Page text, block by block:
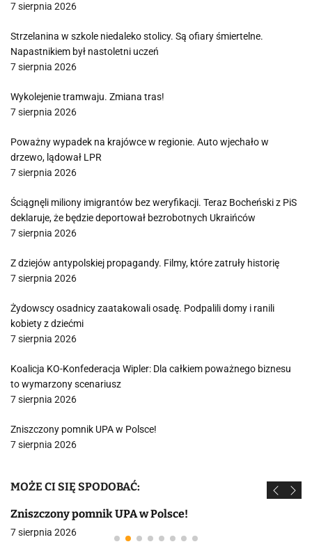
7 sierpnia 2026
Strzelanina w szkole niedaleko stolicy. Są ofiary śmiertelne.
Napastnikiem był nastoletni uczeń
7 sierpnia 2026
Wykolejenie tramwaju. Zmiana tras!
7 sierpnia 2026
Poważny wypadek na krajówce w regionie. Auto wjechało w
drzewo, lądował LPR
7 sierpnia 2026
Ściągnęli miliony imigrantów bez weryfikacji. Teraz Bocheński z PiS
deklaruje, że będzie deportował bezrobotnych Ukraińców
7 sierpnia 2026
Z dziejów antypolskiej propagandy. Filmy, które zatruły historię
7 sierpnia 2026
Żydowscy osadnicy zaatakowali osadę. Podpalili domy i ranili
kobiety z dziećmi
7 sierpnia 2026
Koalicja KO-Konfederacja Wipler: Dla całkiem poważnego biznesu
to wymarzony scenariusz
7 sierpnia 2026
Zniszczony pomnik UPA w Polsce!
7 sierpnia 2026
MOŻE CI SIĘ SPODOBAĆ:
Zniszczony pomnik UPA w Polsce!
7 sierpnia 2026